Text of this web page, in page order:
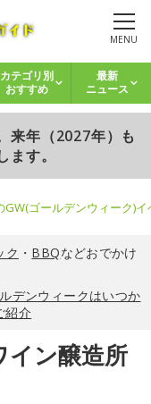
MENU
カテゴリ別
おすすめ
最新
ニュース
来年（2027年）も
す。
GW(ゴールデンウィーク)
ク ・ BBQなどおでかけ
デンウィークはいつか
紹介
イン醸造所